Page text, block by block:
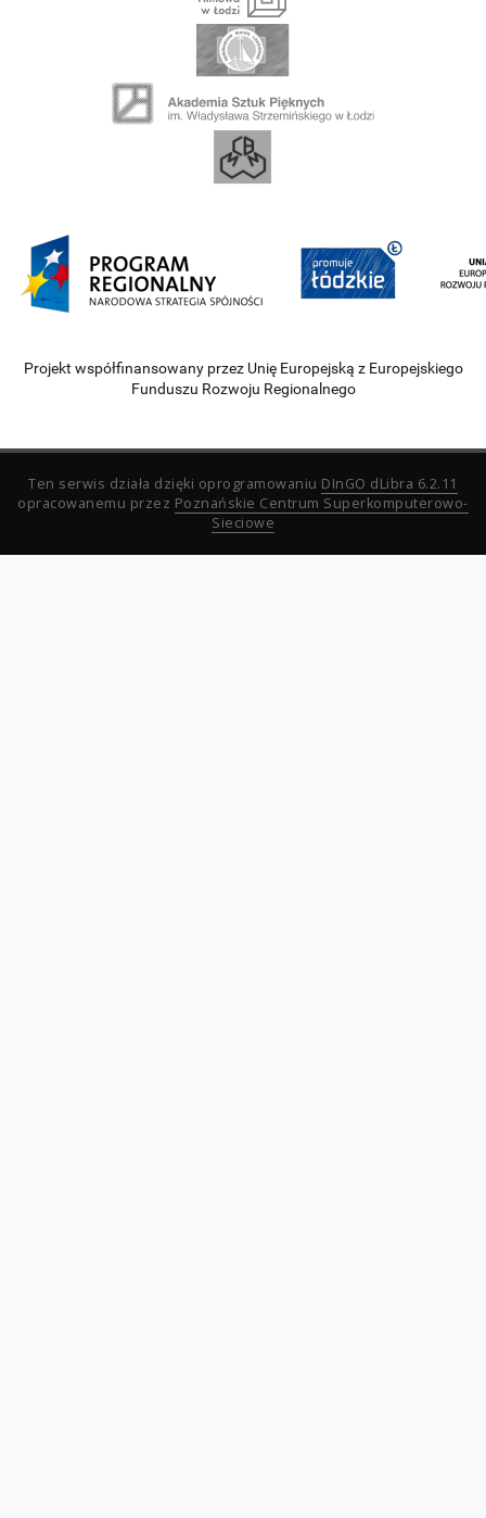
Projekt współfinansowany przez Unię Europejską z Europejskiego
Funduszu Rozwoju Regionalnego
Ten serwis działa dzięki oprogramowaniu DInGO dLibra 6.2.11
opracowanemu przez Poznańskie Centrum Superkomputerowo-
Sieciowe